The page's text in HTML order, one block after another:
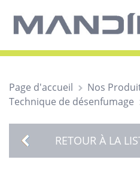
Page d'accueil
Nos
Technique de désenfumage
RETOUR À LA